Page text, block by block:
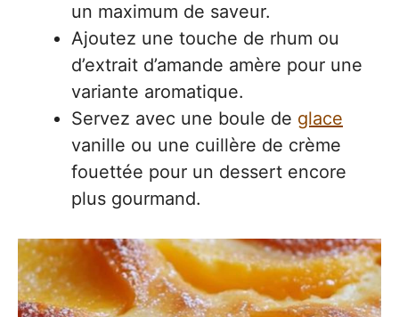
un maximum de saveur.
Ajoutez une touche de rhum ou
d’extrait d’amande amère pour une
variante aromatique.
Servez avec une boule de glace
vanille ou une cuillère de crème
fouettée pour un dessert encore
plus gourmand.